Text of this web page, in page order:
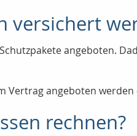
versichert
angeboten.
angeboten
rechnen?